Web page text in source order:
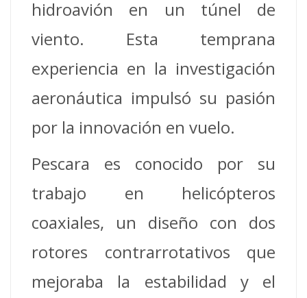
hidroavión en un túnel de
viento. Esta temprana
experiencia en la investigación
aeronáutica impulsó su pasión
por la innovación en vuelo.
Pescara es conocido por su
trabajo en helicópteros
coaxiales, un diseño con dos
rotores contrarrotativos que
mejoraba la estabilidad y el